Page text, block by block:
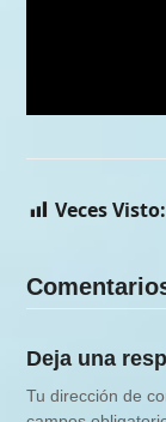
Veces Visto:
Deja una
Tu dirección de